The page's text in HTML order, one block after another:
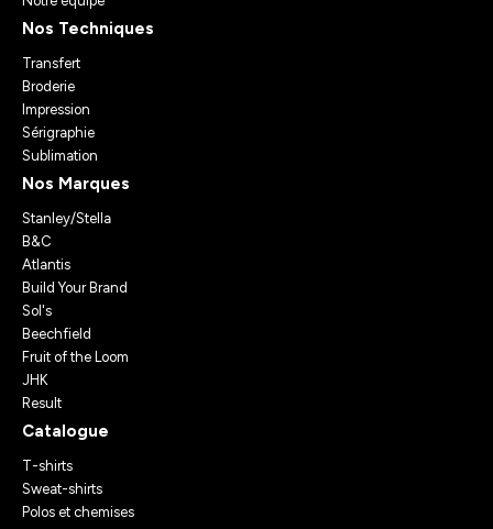
Nos Techniques
Transfert
Broderie
Impression
Sérigraphie
Sublimation
Nos Marques
Stanley/Stella
B&C
Atlantis
Build Your Brand
Sol's
Beechfield
Fruit of the Loom
JHK
Result
Catalogue
T-shirts
Sweat-shirts
Polos et chemises